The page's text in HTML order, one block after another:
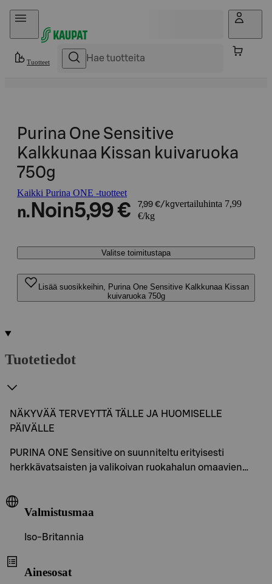
Hyppää sisältöön
Tuotteet
Purina One Sensitive
Kalkkunaa Kissan kuivaruoka
750g
Kaikki Purina ONE -tuotteet
n. Noin5,99 € 7,99 €/kgvertailuhinta 7,99
€/kg
Valitse toimitustapa
Lisää suosikkeihin, Purina One Sensitive Kalkkunaa Kissan
kuivaruoka 750g
Tuotetiedot
NÄKYVÄÄ TERVEYTTÄ TÄLLE JA HUOMISELLE
PÄIVÄLLE
PURINA ONE Sensitive on suunniteltu erityisesti
herkkävatsaisten ja valikoivan ruokahalun omaavien…
Valmistusmaa
Iso-Britannia
Ainesosat